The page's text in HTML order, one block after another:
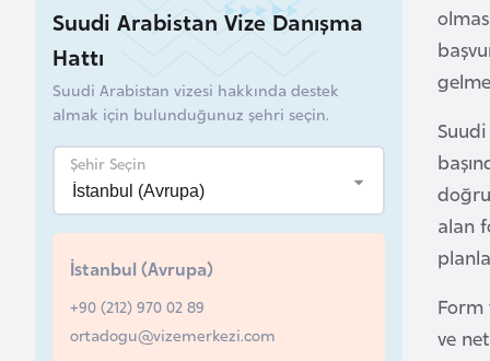
alan
Form
ve
Suudi Arabistan Vize Danışma
Hattı
Suudi Arabistan vizesi hakkında destek
almak için bulunduğunuz şehri seçin.
Şehir Seçin
İstanbul (Avrupa)
+90 (212) 970 02 89
ortadogu@vizemerkezi.com
A
e
r
b
a
y
c
a
n